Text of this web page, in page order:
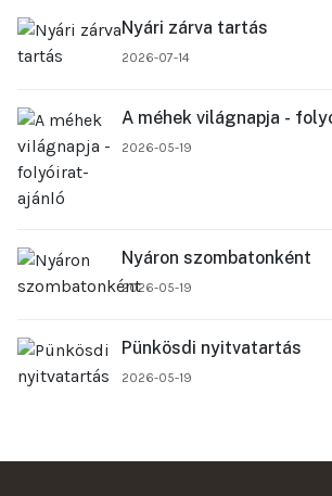
Nyári zárva tartás
2026-07-14
A méhek világnapja -
2026-05-19
Nyáron szombatonként
2026-05-19
Pünkösdi nyitvatartás
2026-05-19